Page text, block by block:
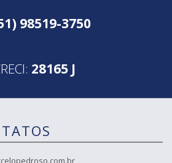
98519-3750
28165 J